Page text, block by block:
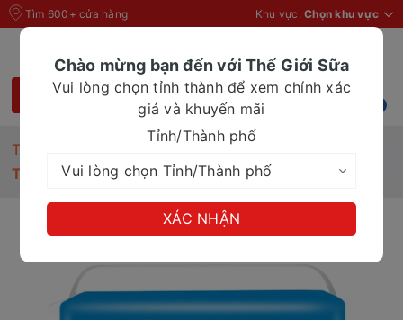
Tìm 600+ cửa hàng Khu vực: Chọn khu vực
Trang chủ
Tấm đệm lót Caryn 20 miếng
Chào mừng bạn đến với Thế Giới Sữa
Vui lòng chọn tỉnh thành để xem chính xác
giá và khuyến mãi
Tỉnh/Thành phố
XÁC NHẬN